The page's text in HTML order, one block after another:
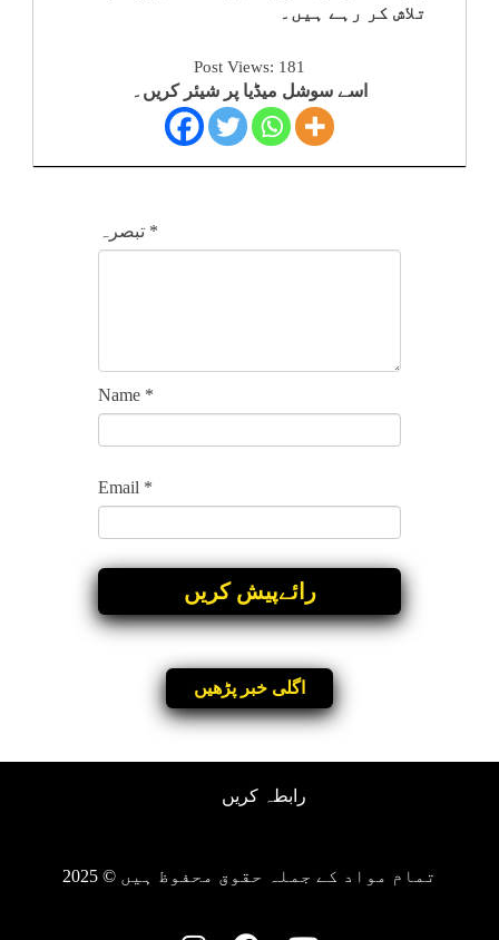
تلاش کر رہے ہیں۔
Post Views: 181
اسے سوشل میڈیا پر شیئر کریں۔
تبصرہ *
Name *
Email *
اگلی خبر پڑھیں
رابطہ کریں
تمام مواد کے جملہ حقوق محفوظ ہیں © 2025